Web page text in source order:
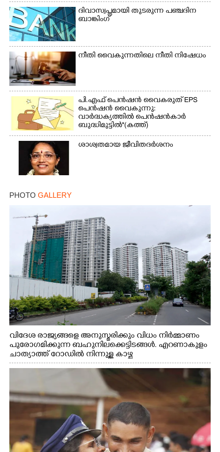
ദിവാസ്വപ്നമായി തുടരുന്ന പഞ്ചദിന
ബാങ്കിംഗ്
നീതി വൈകുന്നതിലെ നീതി നിഷേധം
പി.എഫ് പെൻഷൻ വൈകരുത് EPS
പെൻഷൻ വൈകുന്നു:
വാർദ്ധക്യത്തിൽ പെൻഷൻകാർ
ബുദ്ധിമുട്ടിൽ*(കത്ത്)
ശാശ്വതമായ ജീവിതദർശനം
PHOTO GALLERY
വിദേശ രാജ്യങ്ങളെ അനുസ്മരിക്കും വിധം നിർമ്മാണം
പുരോഗമിക്കുന്ന ബഹുനിലക്കെട്ടിടങ്ങൾ. എറണാകുളം
ചാത്യാത്ത് റോഡിൽ നിന്നുള്ള കാഴ്ച